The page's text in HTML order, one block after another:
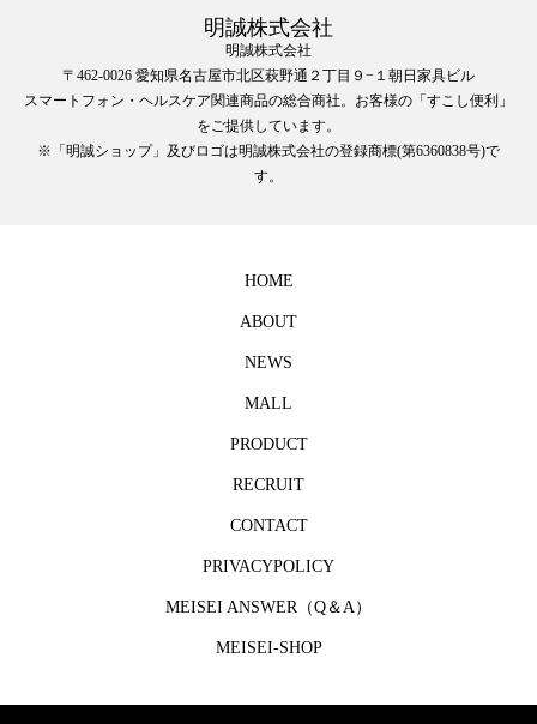
明誠株式会社
明誠株式会社
〒462-0026 愛知県名古屋市北区萩野通２丁目９−１朝日家具ビル
スマートフォン・ヘルスケア関連商品の総合商社。お客様の「すこし便利」
をご提供しています。
※「明誠ショップ」及びロゴは明誠株式会社の登録商標(第6360838号)で
す。
HOME
ABOUT
NEWS
MALL
PRODUCT
RECRUIT
CONTACT
PRIVACYPOLICY
MEISEI ANSWER（Q＆A）
MEISEI-SHOP